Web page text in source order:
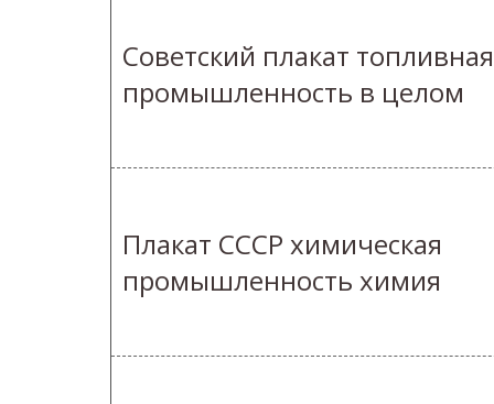
Советский плакат топливная
промышленность в целом
Плакат СССР химическая
промышленность химия